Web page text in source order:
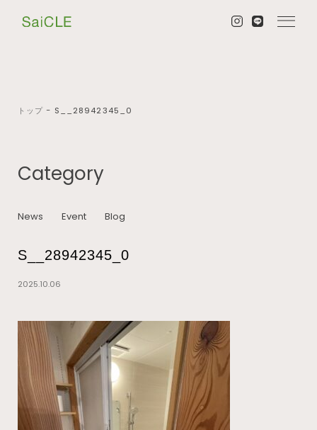
トップ − S__28942345_0
Category
News Event Blog
S__28942345_0
2025.10.06